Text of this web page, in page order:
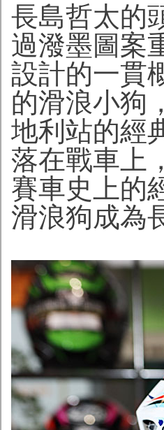
長島哲太的
過潑墨圖案
設計的一貫
的滑浪小狗
地利站的經
落在戰車上
賽車史上的
滑浪狗成為